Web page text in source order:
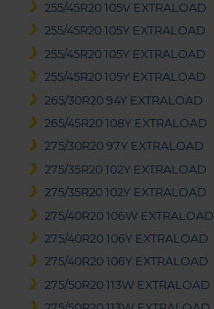
255/45R20 105V EXTRALOAD
255/45R20 105Y EXTRALOAD
255/45R20 105Y EXTRALOAD
255/45R20 105Y EXTRALOAD
265/30R20 94Y EXTRALOAD
265/45R20 108Y EXTRALOAD
275/30R20 97Y EXTRALOAD
275/35R20 102Y EXTRALOAD
275/35R20 102Y EXTRALOAD
275/40R20 106W EXTRALOAD
275/40R20 106Y EXTRALOAD
275/40R20 106Y EXTRALOAD
275/50R20 113W EXTRALOAD